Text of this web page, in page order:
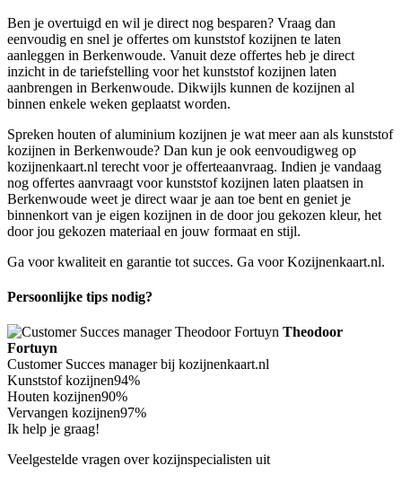
Ben je overtuigd en wil je direct nog besparen? Vraag dan
eenvoudig en snel je offertes om kunststof kozijnen te laten
aanleggen in Berkenwoude. Vanuit deze offertes heb je direct
inzicht in de tariefstelling voor het kunststof kozijnen laten
aanbrengen in Berkenwoude. Dikwijls kunnen de kozijnen al
binnen enkele weken geplaatst worden.
Spreken houten of aluminium kozijnen je wat meer aan als kunststof
kozijnen in Berkenwoude? Dan kun je ook eenvoudigweg op
kozijnenkaart.nl terecht voor je offerteaanvraag. Indien je vandaag
nog offertes aanvraagt voor kunststof kozijnen laten plaatsen in
Berkenwoude weet je direct waar je aan toe bent en geniet je
binnenkort van je eigen kozijnen in de door jou gekozen kleur, het
door jou gekozen materiaal en jouw formaat en stijl.
Ga voor kwaliteit en garantie tot succes. Ga voor Kozijnenkaart.nl.
Persoonlijke tips nodig?
Theodoor
Fortuyn
Customer Succes manager bij kozijnenkaart.nl
Kunststof kozijnen94%
Houten kozijnen90%
Vervangen kozijnen97%
Ik help je graag!
Veelgestelde vragen over kozijnspecialisten uit